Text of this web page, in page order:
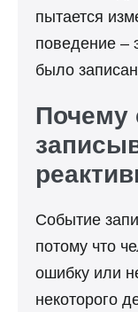
пытается
поведение –
было
Почему
Событие
потому что
ошибку или
некоторого